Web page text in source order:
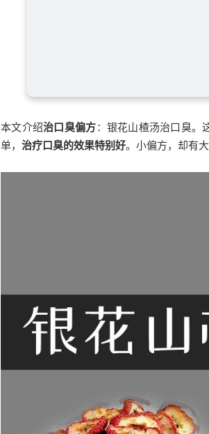
本文介绍治口臭偏方：银花山楂汤治口臭。
单， 治疗口臭的效果特别好。小偏方，却有